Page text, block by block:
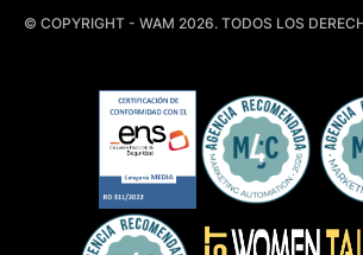
© COPYRIGHT - WAM 2026. TODOS LOS